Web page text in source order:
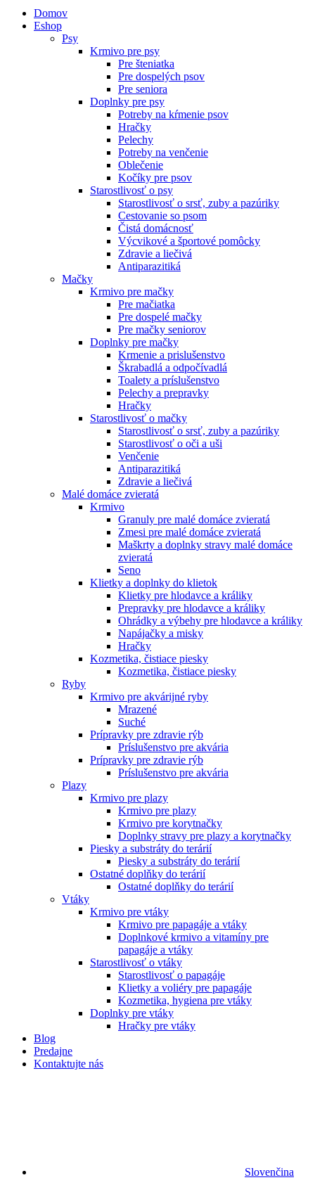
Domov
Eshop
Psy
Krmivo pre psy
Pre šteniatka
Pre dospelých psov
Pre seniora
Doplnky pre psy
Potreby na kŕmenie psov
Hračky
Pelechy
Potreby na venčenie
Oblečenie
Kočíky pre psov
Starostlivosť o psy
Starostlivosť o srsť, zuby a pazúriky
Cestovanie so psom
Čistá domácnosť
Výcvikové a športové pomôcky
Zdravie a liečivá
Antiparazitiká
Mačky
Krmivo pre mačky
Pre mačiatka
Pre dospelé mačky
Pre mačky seniorov
Doplnky pre mačky
Krmenie a prislušenstvo
Škrabadlá a odpočívadlá
Toalety а príslušenstvo
Pelechy a prepravky
Hračky
Starostlivosť o mačky
Starostlivosť o srsť, zuby a pazúriky
Starostlivosť o oči a uši
Venčenie
Antiparazitiká
Zdravie a liečivá
Malé domáce zvieratá
Krmivo
Granuly pre malé domáce zvieratá
Zmesi pre malé domáce zvieratá
Maškrty a doplnky stravy malé domáce
zvieratá
Seno
Klietky a doplnky do klietok
Klietky pre hlodavce a králiky
Prepravky pre hlodavce a králiky
Ohrádky a výbehy pre hlodavce a králiky
Napájačky a misky
Hračky
Kozmetika, čistiace piesky
Kozmetika, čistiace piesky
Ryby
Krmivo pre akvárijné ryby
Mrazené
Suché
Prípravky pre zdravie rýb
Príslušenstvo pre akvária
Prípravky pre zdravie rýb
Príslušenstvo pre akvária
Plazy
Krmivo pre plazy
Krmivo pre plazy
Krmivo pre korytnačky
Doplnky stravy pre plazy a korytnačky
Piesky a substráty do terárií
Piesky a substráty do terárií
Ostatné doplňky do terárií
Ostatné doplňky do terárií
Vtáky
Krmivo pre vtáky
Krmivo pre papagáje a vtáky
Doplnkové krmivo a vitamíny pre
papagáje a vtáky
Starostlivosť o vtáky
Starostlivosť o papagáje
Klietky a voliéry pre papagáje
Kozmetika, hygiena pre vtáky
Doplnky pre vtáky
Hračky pre vtáky
Blog
Predajne
Kontaktujte nás
Slovenčina